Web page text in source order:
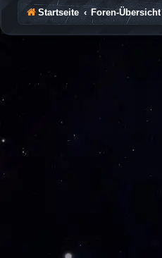
Startseite Foren-Übersicht